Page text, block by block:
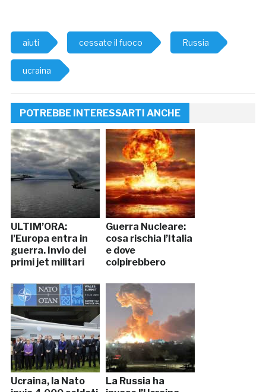
aiuti cessate il fuoco Russia
ucraina
POTREBBE INTERESSARTI ANCHE
ULTIM’ORA:
l’Europa entra in
guerra. Invio dei
primi jet militari
Guerra Nucleare:
cosa rischia l’Italia
e dove
colpirebbero
Ucraina, la Nato
La Russia ha